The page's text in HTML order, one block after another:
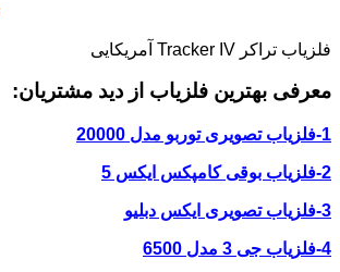
فلزیاب تراکر Tracker IV آمریکایی
معرفی بهترین فلزیاب از دید مشتریان:
1-فلزیاب تصویری توربو مدل 20000
2-فلزیاب بوقی کامپکس ایکس 5
3-فلزیاب تصویری ایکس دبلیو
4-فلزیاب جی 3 مدل 6500